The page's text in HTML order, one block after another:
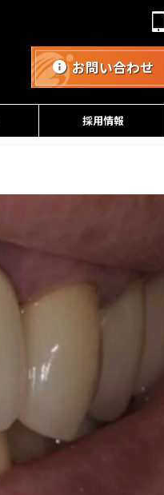
お問い合わせ
採用情報